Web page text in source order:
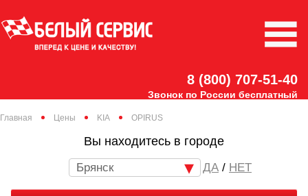
8 (800) 707-51-40
Звонок по России бесплатный
Главная Цены KIA OPIRUS
Вы находитесь в городе
Брянск / НЕТ